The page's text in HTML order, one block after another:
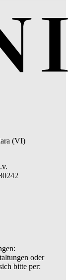
(VI)
oder
bitte per: